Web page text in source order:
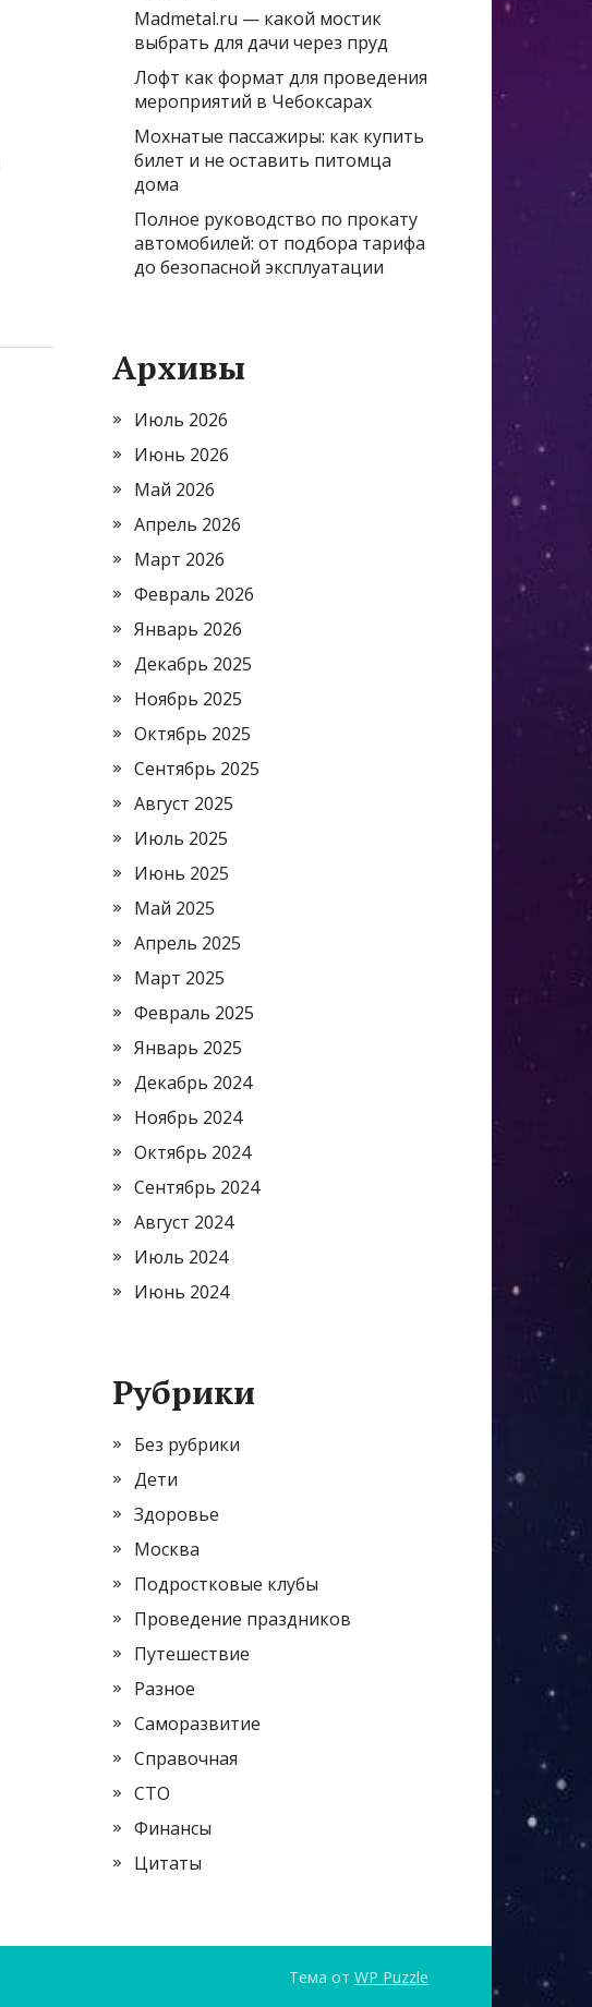
Madmetal.ru — какой мостик
выбрать для дачи через пруд
Лофт как формат для проведения
мероприятий в Чебоксарах
Мохнатые пассажиры: как купить
билет и не оставить питомца
дома
Полное руководство по прокату
автомобилей: от подбора тарифа
до безопасной эксплуатации
Архивы
Июль 2026
Июнь 2026
Май 2026
Апрель 2026
Март 2026
Февраль 2026
Январь 2026
Декабрь 2025
Ноябрь 2025
Октябрь 2025
Сентябрь 2025
Август 2025
Июль 2025
Июнь 2025
Май 2025
Апрель 2025
Март 2025
Февраль 2025
Январь 2025
Декабрь 2024
Ноябрь 2024
Октябрь 2024
Сентябрь 2024
Август 2024
Июль 2024
Июнь 2024
Рубрики
Без рубрики
Дети
Здоровье
Москва
Подростковые клубы
Проведение праздников
Путешествие
Разное
Саморазвитие
Справочная
СТО
Финансы
Цитаты
Тема от WP Puzzle